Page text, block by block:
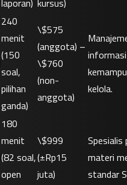
laporan) kursus)
240
menit
(150
soal,
pilihan
ganda)
\$575
(anggota) –
\$760
(non-
anggota)
kelola.
180
menit
(82 soal,
open
\$999
(±Rp15
juta)
materi
standar